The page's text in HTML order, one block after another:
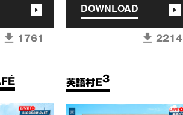
1761
DOWNLOAD
2214
英語村E3